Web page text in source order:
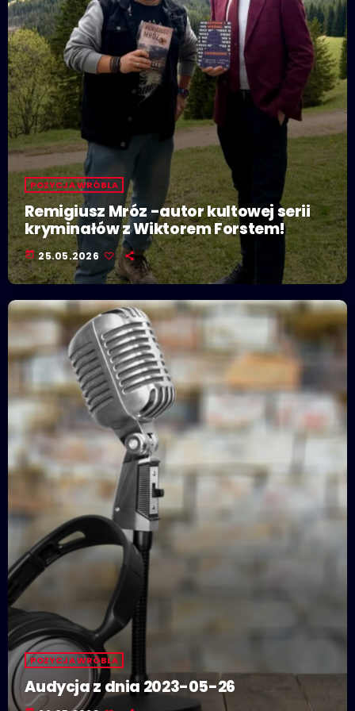
POZYCJA WRÓBLA
Remigiusz Mróz -autor kultowej serii
kryminałów z Wiktorem Forstem!
today 25.05.2026
POZYCJA WRÓBLA
Audycja z dnia 2023-05-26